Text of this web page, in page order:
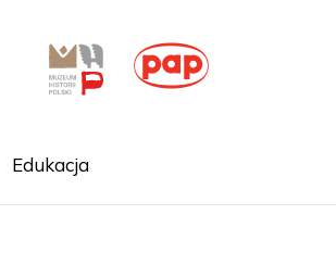
Edukacja